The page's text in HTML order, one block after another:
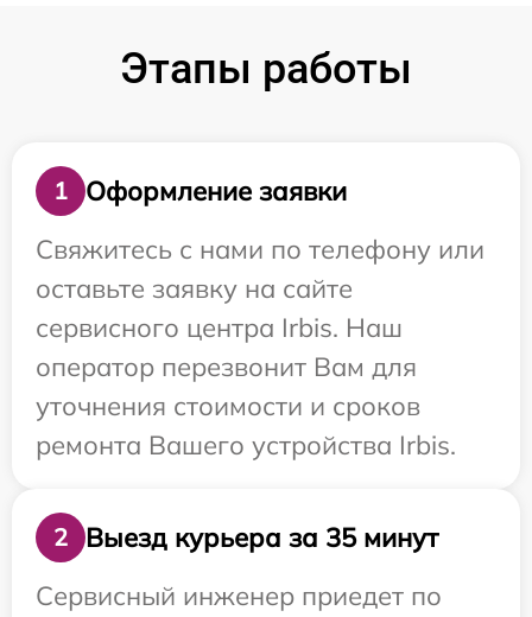
Этапы работы
1
Оформление заявки
Свяжитесь с нами по телефону или
оставьте заявку на сайте
сервисного центра Irbis. Наш
оператор перезвонит Вам для
уточнения стоимости и сроков
ремонта Вашего устройства Irbis.
2
Выезд курьера за 35 минут
Сервисный инженер приедет по